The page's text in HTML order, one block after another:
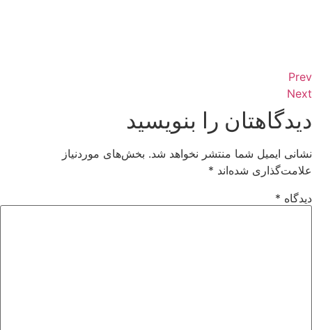
Prev
Next
دیدگاهتان را بنویسید
نشانی ایمیل شما منتشر نخواهد شد. بخش‌های موردنیاز
علامت‌گذاری شده‌اند *
دیدگاه *